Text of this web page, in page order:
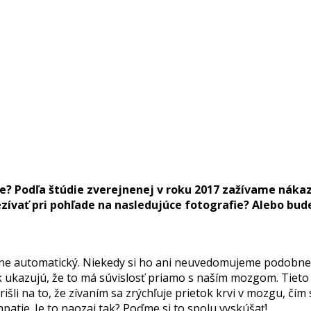
štúdie zverejnenej v roku 2017 zažívame
pri pohľade na nasledujúce fotografie? Alebo
automatický. Niekedy si ho ani neuvedomujeme
že to má súvislosť priamo s naším mozgom.
na to, že zívaním sa zrýchľuje prietok krvi v mozgu,